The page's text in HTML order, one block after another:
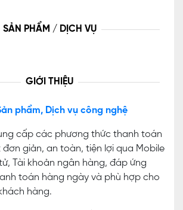
SẢN PHẨM / DỊCH VỤ
GIỚI THIỆU
phẩm, Dịch vụ công nghệ
cấp các phương thức thanh toán
đơn giản, an toàn, tiện lợi qua Mobile
Tài khoản ngân hàng, đáp ứng
toán hàng ngày và phù hợp cho
hàng.